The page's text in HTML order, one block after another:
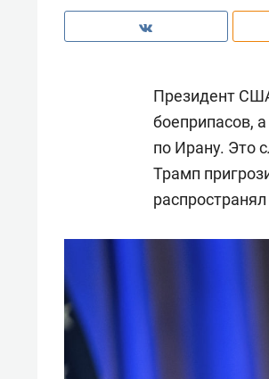
Президент
боеприпасов,
по Ирану. Это
Трамп